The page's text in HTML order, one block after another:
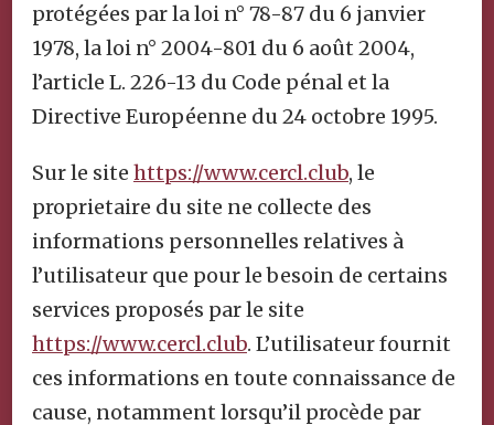
protégées par la loi n° 78-87 du 6 janvier
1978, la loi n° 2004-801 du 6 août 2004,
l’article L. 226-13 du Code pénal et la
Directive Européenne du 24 octobre 1995.
Sur le site https://www.cercl.club, le
proprietaire du site ne collecte des
informations personnelles relatives à
l’utilisateur que pour le besoin de certains
services proposés par le site
https://www.cercl.club. L’utilisateur fournit
ces informations en toute connaissance de
cause, notamment lorsqu’il procède par